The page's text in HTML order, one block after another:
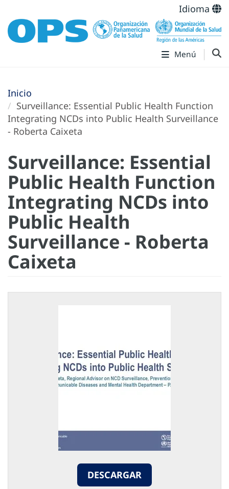
Idioma
Menú
Inicio
Surveillance: Essential Public Health Function
Integrating NCDs into Public Health Surveillance
- Roberta Caixeta
Surveillance: Essential
Public Health Function
Integrating NCDs into
Public Health
Surveillance - Roberta
Caixeta
DESCARGAR